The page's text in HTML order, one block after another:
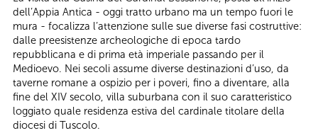
dell’Appia Antica - oggi tratto urbano ma un tempo fuori le
mura - focalizza l’attenzione sulle sue diverse fasi costruttive:
dalle preesistenze archeologiche di epoca tardo
repubblicana e di prima età imperiale passando per il
Medioevo. Nei secoli assume diverse destinazioni d’uso, da
taverne romane a ospizio per i poveri, fino a diventare, alla
fine del XIV secolo, villa suburbana con il suo caratteristico
loggiato quale residenza estiva del cardinale titolare della
diocesi di Tuscolo.